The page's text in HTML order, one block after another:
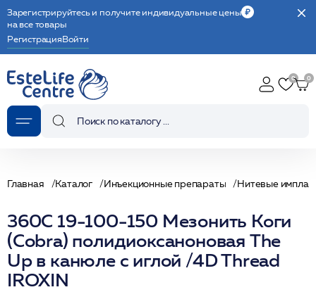
Зарегистрируйтесь и получите индивидуальные цены
на все товары
РегистрацияВойти
Главная Каталог Инъекционные препараты Нитевые
360C 19-100-150 Мезонить Коги
(Cobra) полидиоксаноновая The
Up в канюле с иглой /4D Thread
IROXIN